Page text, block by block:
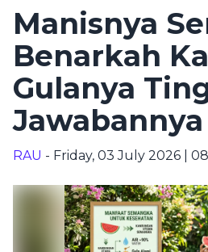
Manisnya
Benarkah
Gulanya
Jawabannya
RAU - Friday, 03 July 2026 |